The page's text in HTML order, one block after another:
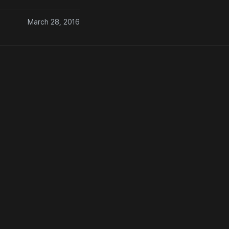
March 28, 2016